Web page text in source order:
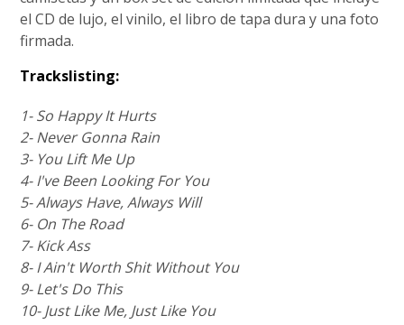
el CD de lujo, el vinilo, el libro de tapa dura y una foto
firmada.
Trackslisting:
1- So Happy It Hurts
2- Never Gonna Rain
3- You Lift Me Up
4- I've Been Looking For You
5- Always Have, Always Will
6- On The Road
7- Kick Ass
8- I Ain't Worth Shit Without You
9- Let's Do This
10- Just Like Me, Just Like You